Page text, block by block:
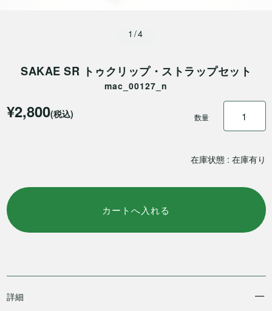
1/4
SAKAE SR トゥクリップ・ストラップセット
mac_00127_n
在庫状態 : 在庫有り
¥2,800(税込) 数量
詳細